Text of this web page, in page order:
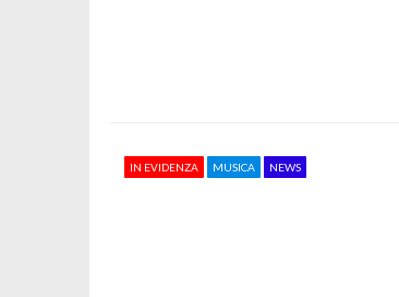
IN EVIDENZA MUSICA NEWS